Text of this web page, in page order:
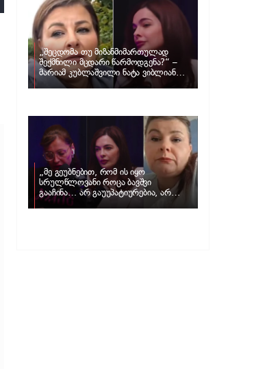
„შეცდომა თუ მიზანმიმართულად
შექმნილი მცდარი წარმოდგენა?“ –
მარიამ კუბლაშვილი ნატა ვიბლიანის
საქმეზე ვიდეომიმართვას ავრცელებს
„მე გეუბნებით, რომ ის იყო
სრულწლოვანი როცა ბავშვი
გააჩინა… არ გაუუპატიურებია, არ
უძალადია და მსგავსი რამ არ